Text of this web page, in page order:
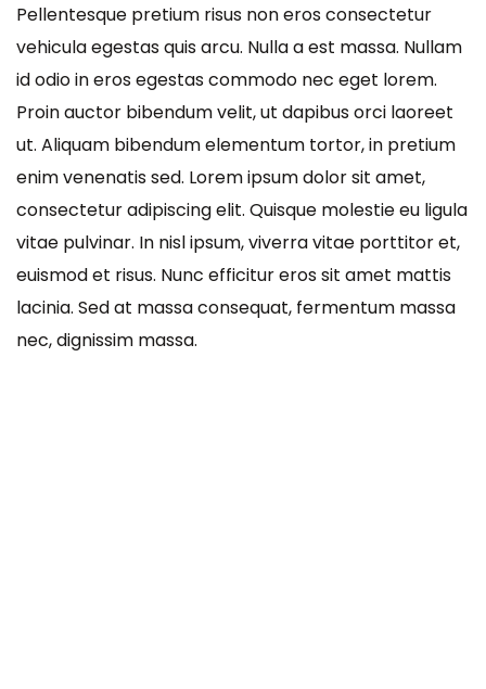
Pellentesque pretium risus non eros consectetur
vehicula egestas quis arcu. Nulla a est massa. Nullam
id odio in eros egestas commodo nec eget lorem.
Proin auctor bibendum velit, ut dapibus orci laoreet
ut. Aliquam bibendum elementum tortor, in pretium
enim venenatis sed. Lorem ipsum dolor sit amet,
consectetur adipiscing elit. Quisque molestie eu ligula
vitae pulvinar. In nisl ipsum, viverra vitae porttitor et,
euismod et risus. Nunc efficitur eros sit amet mattis
lacinia. Sed at massa consequat, fermentum massa
nec, dignissim massa.